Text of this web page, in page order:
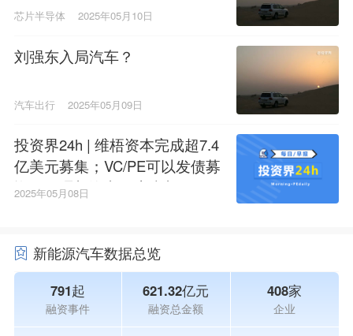
芯片半导体 2025年05月10日
刘强东入局汽车？
汽车出行 2025年05月09日
投资界24h | 维梧资本完成超7.4
亿美元募集；VC/PE可以发债募
资了；理想汽车回应李想6.39亿
2025年05月08日
新能源汽车数据总览
791起
融资事件
621.32亿元
融资总金额
408家
企业